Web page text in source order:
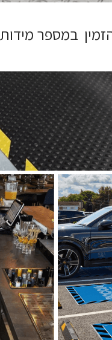
במספר מידות